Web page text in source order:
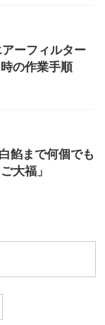
アーフィルター
の作業手順
餡まで何個でも
大福」